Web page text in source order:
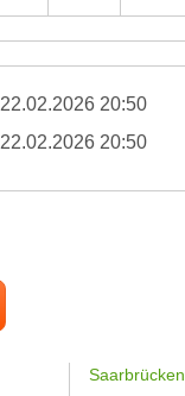
22.02.2026 20:50
22.02.2026 20:50
Saarbrücken